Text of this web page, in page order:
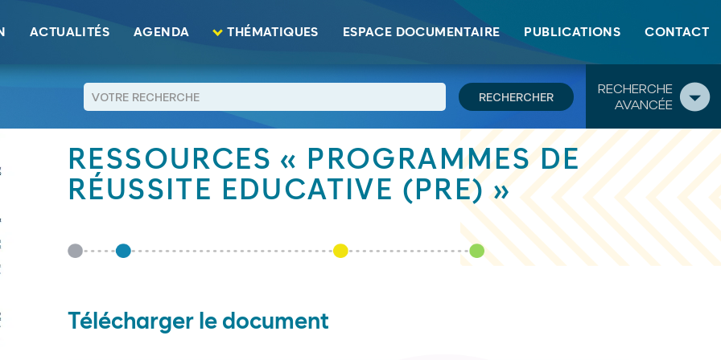
ACTUALITÉS AGENDA THÉMATIQUES ESPACE DOCUMENTAIRE PUBLICATIONS CONTACT
RECHERCHE
AVANCÉE
Educative (PRE) »
RETOUR
RESSOURCES « PROGRAMMES DE
RÉUSSITE EDUCATIVE (PRE) »
Télécharger le document